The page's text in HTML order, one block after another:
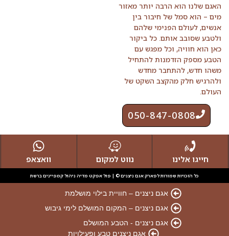
האגם שלנו הוא הרבה יותר מאזור
מים – הוא סמל של חיבור בין
אנשים, לעולם הפנימי שלהם
ולטבע שסובב אותם. כל ביקור
כאן הוא חוויה, וכל מפגש עם
הטבע מספק הזדמנות להתחיל
משהו חדש, להתחבר מחדש
ולהרגיש חלק מהקצב השקט של
העולם.
050-847-0808
חייגו אלינו נווט למקום וואצאפ
כל הזכויות שמורות לפארק אגם ניצנים © | פול אפקט מדיה ניהול קמפיינים ברשת
אגם ניצנים – חוויית בילוי מושלמת
אגם ניצנים – המקום המושלם לימי גיבוש
אגם ניצנים - הטבע המושלם
אגם ניצנים טבע ופעילויות